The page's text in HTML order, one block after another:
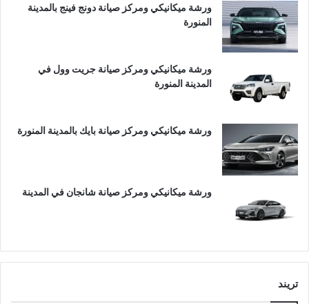
ورشة ميكانيكي ومركز صيانة دونج فينج بالمدينة
المنورة
ورشة ميكانيكي ومركز صيانة جريت وول في
المدينة المنورة
ورشة ميكانيكي ومركز صيانة بايك بالمدينة المنورة
ورشة ميكانيكي ومركز صيانة شانجان في المدينة
تريند